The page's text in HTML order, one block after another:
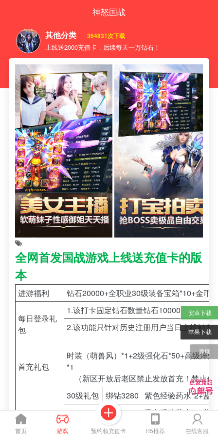
神怒国战
首页 游戏 预约领充值卡 H5推荐 在线客服
安卓下载
苹果下载
返回
其他分类 364831次下载
上线送2000充值卡，后续每天一万钻石！
全网首发国战游戏上线送充值卡的版
本
进游福利 钻石20000+全职业30级装备宝箱*10+金币
每日登录礼
包
1.该打卡固定钻石数量钻石10000
2.该功能只针对历史注册用户当日上线触
首充礼包
时装（萌兽风）*1+2级强化石*50+高级淬
*1
（新区开放后老区禁止发放首充！禁止
30级礼包
绑钻3280 紫色经验药水*2+蓝
45级礼包
绑钻4500 橙色经验药水*2+紫
*10